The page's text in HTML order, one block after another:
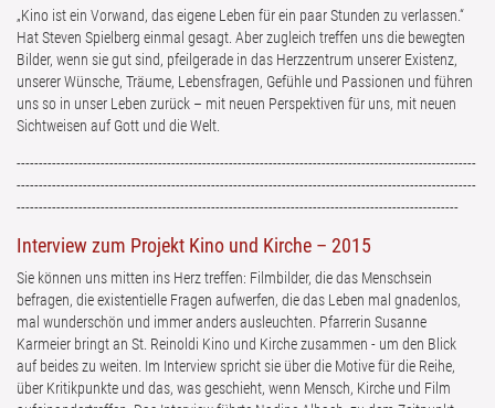
„Kino ist ein Vorwand, das eigene Leben für ein paar Stunden zu verlassen.“
Hat Steven Spielberg einmal gesagt. Aber zugleich treffen uns die bewegten
Bilder, wenn sie gut sind, pfeilgerade in das Herzzentrum unserer Existenz,
unserer Wünsche, Träume, Lebensfragen, Gefühle und Passionen und führen
uns so in unser Leben zurück – mit neuen Perspektiven für uns, mit neuen
Sichtweisen auf Gott und die Welt.
--------------------------------------------------------------------------------------------------------
--------------------------------------------------------------------------------------------------------
----------------------------------------------------------------------------------------------------
Interview zum Projekt Kino und Kirche – 2015
Sie können uns mitten ins Herz treffen: Filmbilder, die das Menschsein
befragen, die existentielle Fragen aufwerfen, die das Leben mal gnadenlos,
mal wunderschön und immer anders ausleuchten. Pfarrerin Susanne
Karmeier bringt an St. Reinoldi Kino und Kirche zusammen - um den Blick
auf beides zu weiten. Im Interview spricht sie über die Motive für die Reihe,
über Kritikpunkte und das, was geschieht, wenn Mensch, Kirche und Film